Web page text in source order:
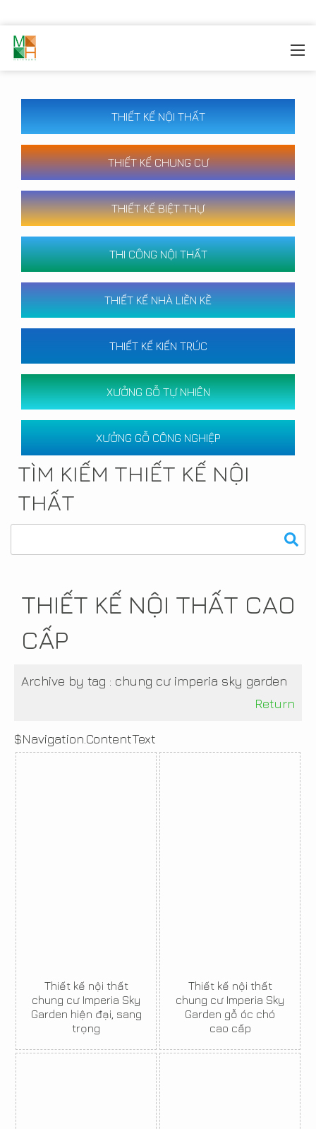
THIẾT KẾ NỘI THẤT
THIẾT KẾ CHUNG CƯ
THIẾT KẾ BIỆT THỰ
THI CÔNG NỘI THẤT
THIẾT KẾ NHÀ LIỀN KỀ
THIẾT KẾ KIẾN TRÚC
XƯỞNG GỖ TỰ NHIÊN
XƯỞNG GỖ CÔNG NGHIỆP
TÌM KIẾM THIẾT KẾ NỘI
THẤT
THIẾT KẾ NỘI THẤT CAO
CẤP
Archive by tag : chung cư imperia sky garden
Return
$Navigation.ContentText
Thiết kế nội thất
chung cư Imperia Sky
Garden hiện đại, sang
trọng
Thiết kế nội thất
chung cư Imperia Sky
Garden gỗ óc chó
cao cấp